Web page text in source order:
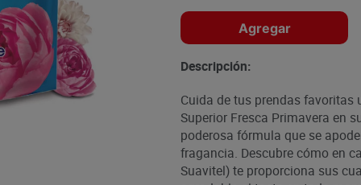
Agregar
Descripción:
Cuida de tus prendas favoritas
Superior Fresca Primavera en
poderosa fórmula que se
fragancia. Descubre cómo en
Suavitel) te proporciona sus